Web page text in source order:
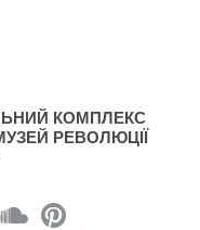
КОМПЛЕКС
РЕВОЛЮЦІЇ